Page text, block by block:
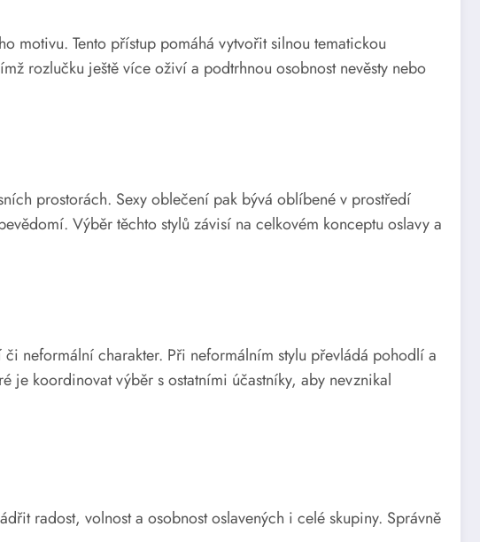
motivu. Tento přístup pomáhá vytvořit silnou tematickou
rozlučku ještě více oživí a podtrhnou osobnost nevěsty nebo
prostorách. Sexy oblečení pak bývá oblíbené v prostředí
Výběr těchto stylů závisí na celkovém konceptu oslavy a
neformální charakter. Při neformálním stylu převládá pohodlí a
je koordinovat výběr s ostatními účastníky, aby nevznikal
radost, volnost a osobnost oslavených i celé skupiny. Správně